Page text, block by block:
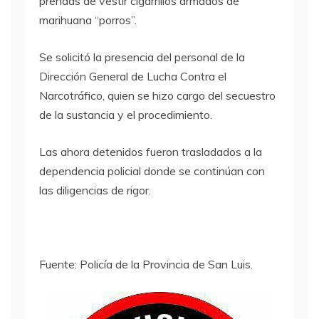
marihuana “porros”.
Se solicitó la presencia del personal de la
Dirección General de Lucha Contra el
Narcotráfico, quien se hizo cargo del secuestro
de la sustancia y el procedimiento.
Las ahora detenidos fueron trasladados a la
dependencia policial donde se continúan con
las diligencias de rigor.
Fuente: Policía de la Provincia de San Luis.